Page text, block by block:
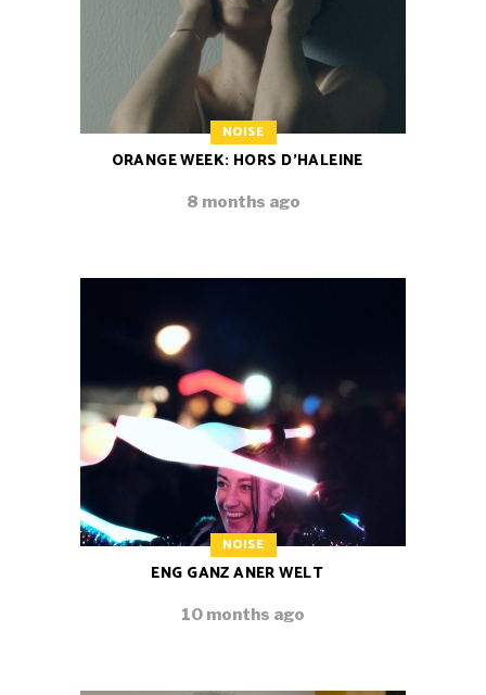
NOISE
ORANGE WEEK: HORS D’HALEINE
8 months ago
NOISE
ENG GANZ ANER WELT
10 months ago